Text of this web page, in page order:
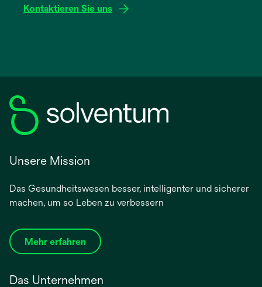
Kontaktieren Sie uns
Unsere Mission
Das Gesundheitswesen besser, intelligenter und sicherer
machen, um so Leben zu verbessern
Mehr erfahren
Das Unternehmen